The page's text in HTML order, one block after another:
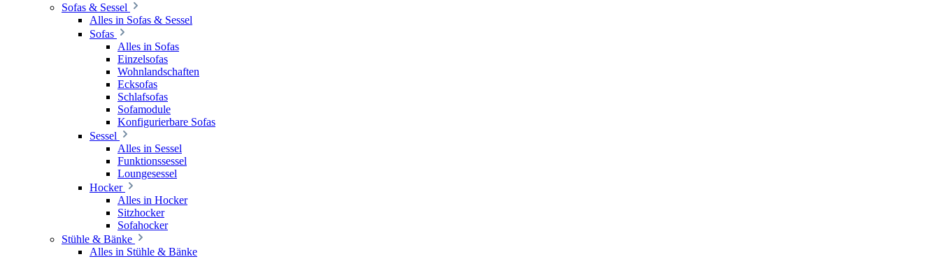
Sofas & Sessel
Alles in Sofas & Sessel
Sofas
Alles in Sofas
Einzelsofas
Wohnlandschaften
Ecksofas
Schlafsofas
Sofamodule
Konfigurierbare Sofas
Sessel
Alles in Sessel
Funktionssessel
Loungesessel
Hocker
Alles in Hocker
Sitzhocker
Sofahocker
Stühle & Bänke
Alles in Stühle & Bänke